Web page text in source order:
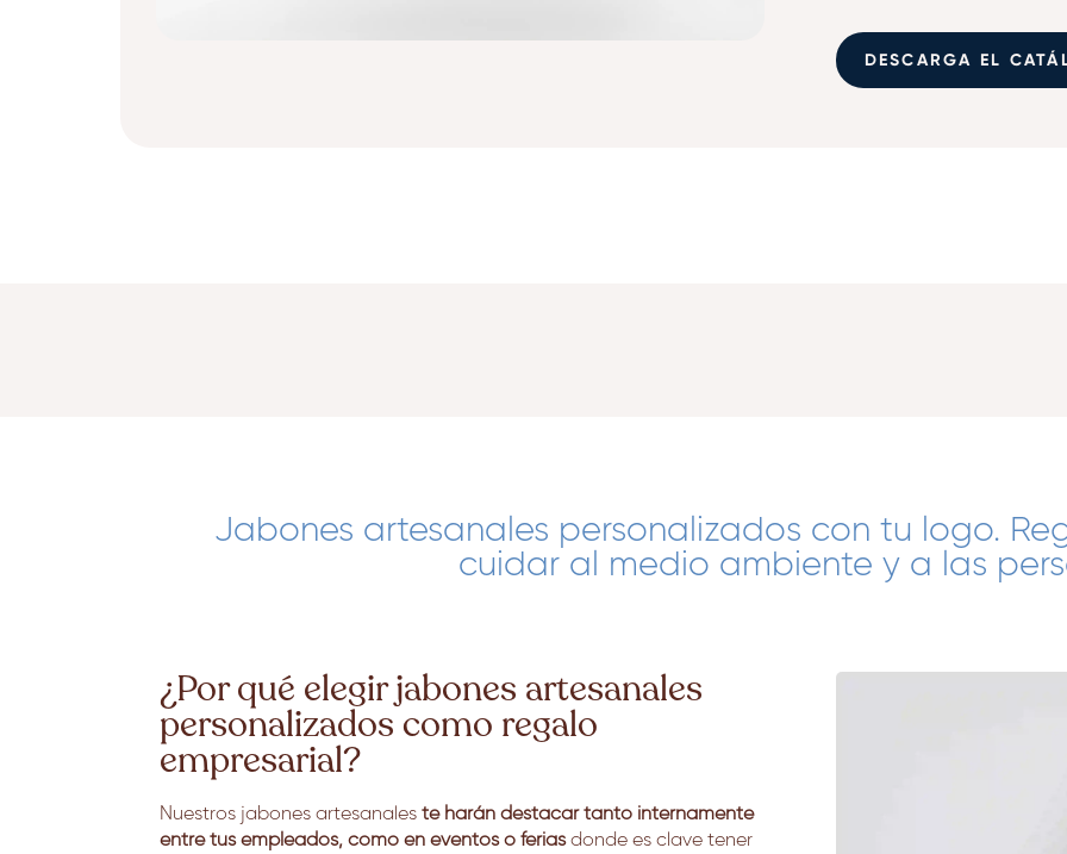
DESCARGA EL
Jabones artesanales personalizados con tu logo.
cuidar al medio ambiente y a las
¿Por qué elegir jabones artesanales
personalizados como regalo
empresarial?
Nuestros jabones artesanaleste harán destacar tanto internamente
entre tus empleados, como en eventos o feriasdonde es clave tener